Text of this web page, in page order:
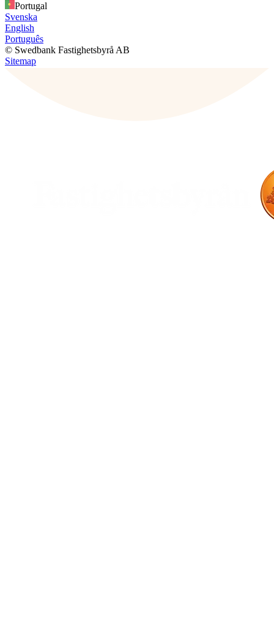
Portugal
Svenska
English
Português
© Swedbank Fastighetsbyrå AB
Sitemap